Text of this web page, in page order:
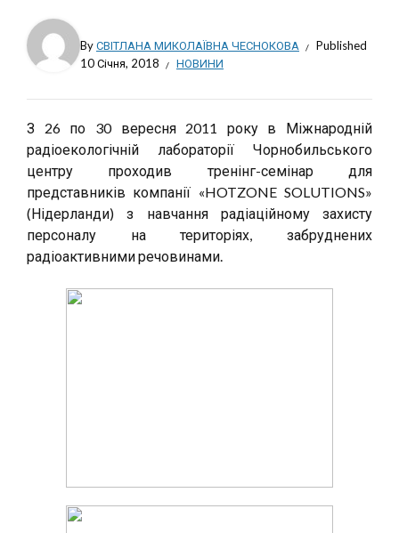
ByСВІТЛАНА МИКОЛАЇВНА ЧЕСНОКОВА
Published
10 Січня, 2018
НОВИНИ
З 26 по 30 вересня 2011 року в Міжнародній
радіоекологічній лабораторії Чорнобильського
центру проходив тренінг-семінар для
представників компанії «HOTZONE SOLUTIONS»
(Нідерланди) з навчання радіаційному захисту
персоналу на територіях, забруднених
радіоактивними речовинами.